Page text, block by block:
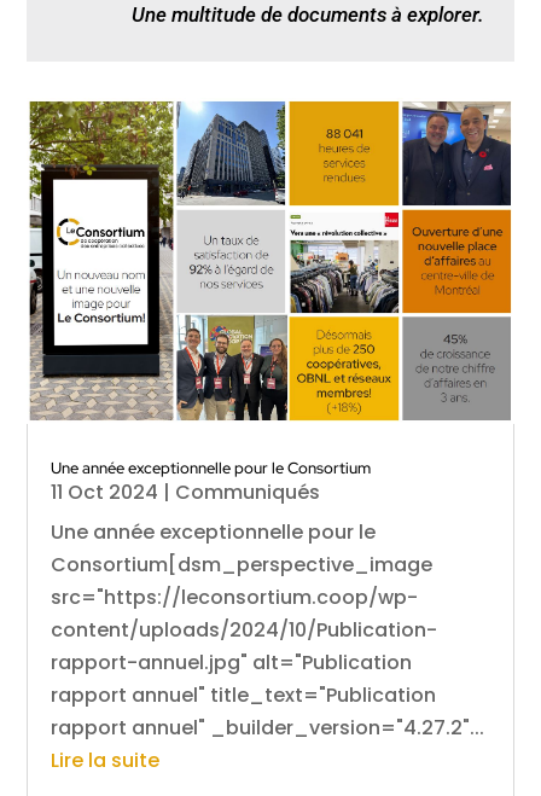
Une multitude de documents à explorer.
Une année exceptionnelle pour le Consortium
11 Oct 2024 | Communiqués
Une année exceptionnelle pour le
Consortium[dsm_perspective_image
src="https://leconsortium.coop/wp-
content/uploads/2024/10/Publication-
rapport-annuel.jpg" alt="Publication
rapport annuel" title_text="Publication
rapport annuel" _builder_version="4.27.2"...
Lire la suite